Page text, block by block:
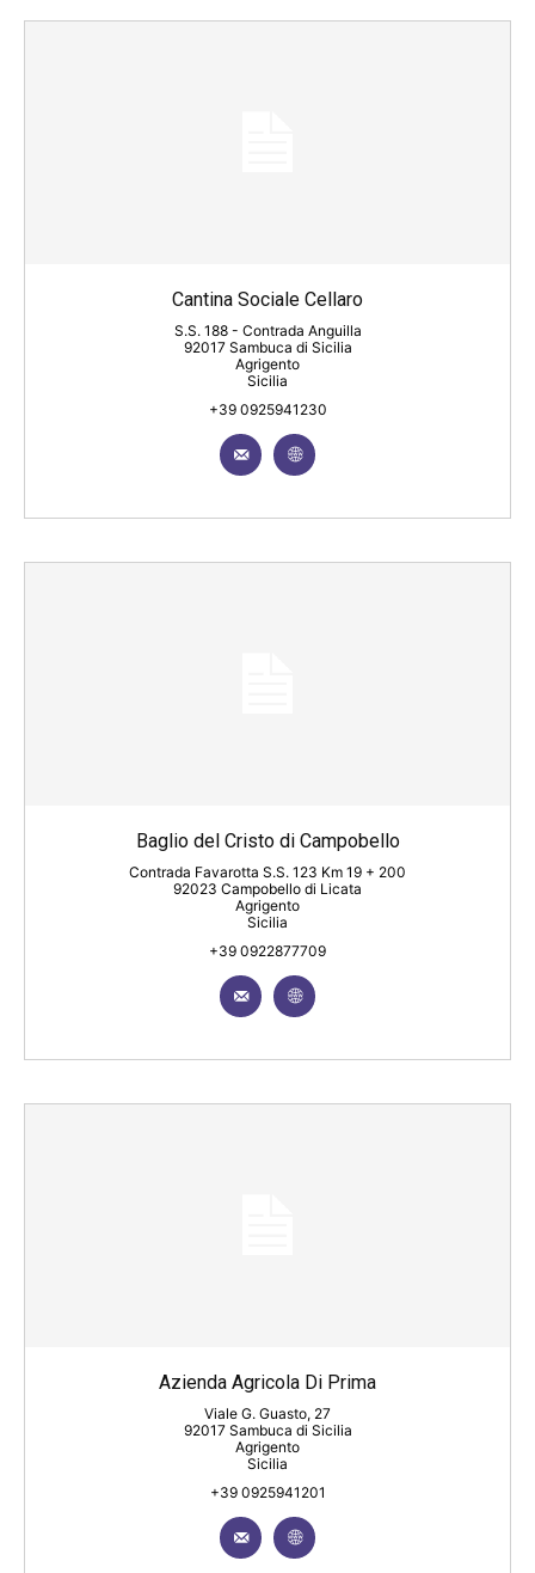
Cantina Sociale Cellaro
S.S. 188 - Contrada Anguilla
92017 Sambuca di Sicilia
Agrigento
Sicilia
+39 0925941230
Baglio del Cristo di Campobello
Contrada Favarotta S.S. 123 Km 19 + 200
92023 Campobello di Licata
Agrigento
Sicilia
+39 0922877709
Azienda Agricola Di Prima
Viale G. Guasto, 27
92017 Sambuca di Sicilia
Agrigento
Sicilia
+39 0925941201